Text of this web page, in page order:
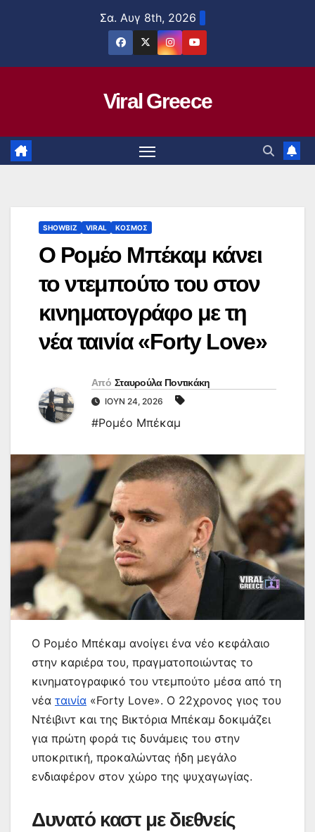
Σα. Αυγ 8th, 2026
Viral Greece
SHOWBIZ VIRAL ΚΟΣΜΟΣ
Ο Ρομέο Μπέκαμ κάνει
το ντεμπούτο του στον
κινηματογράφο με τη
νέα ταινία «Forty Love»
Από Σταυρούλα Ποντικάκη
ΙΟΎΝ 24, 2026
#Ρομέο Μπέκαμ
Ο Ρομέο Μπέκαμ ανοίγει ένα νέο κεφάλαιο
στην καριέρα του, πραγματοποιώντας το
κινηματογραφικό του ντεμπούτο μέσα από τη
νέα ταινία «Forty Love». Ο 22χρονος γιος του
Ντέιβιντ και της Βικτόρια Μπέκαμ δοκιμάζει
για πρώτη φορά τις δυνάμεις του στην
υποκριτική, προκαλώντας ήδη μεγάλο
ενδιαφέρον στον χώρο της ψυχαγωγίας.
Δυνατό καστ με διεθνείς